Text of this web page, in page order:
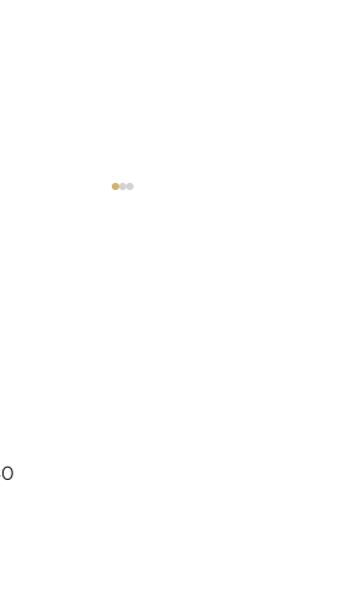
for de norske